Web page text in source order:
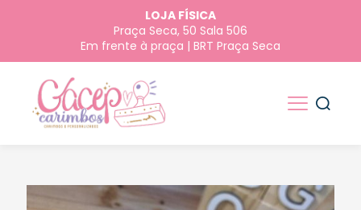
LOJA FÍSICA
Praça Seca, 50 Sala 506
Em frente à praça | BRT Praça Seca